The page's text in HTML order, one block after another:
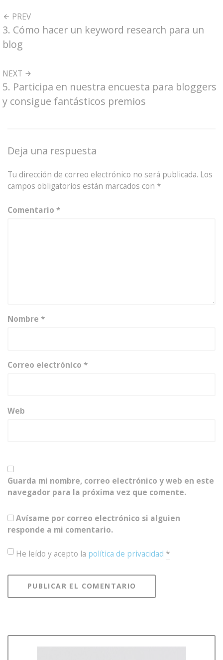
PREV
3. Cómo hacer un keyword research para un
blog
NEXT
5. Participa en nuestra encuesta para bloggers
y consigue fantásticos premios
Deja una respuesta
Tu dirección de correo electrónico no será publicada. Los
campos obligatorios están marcados con *
Comentario *
Nombre *
Correo electrónico *
Web
Guarda mi nombre, correo electrónico y web en este
navegador para la próxima vez que comente.
Avísame por correo electrónico si alguien
responde a mi comentario.
He leído y acepto la política de privacidad *